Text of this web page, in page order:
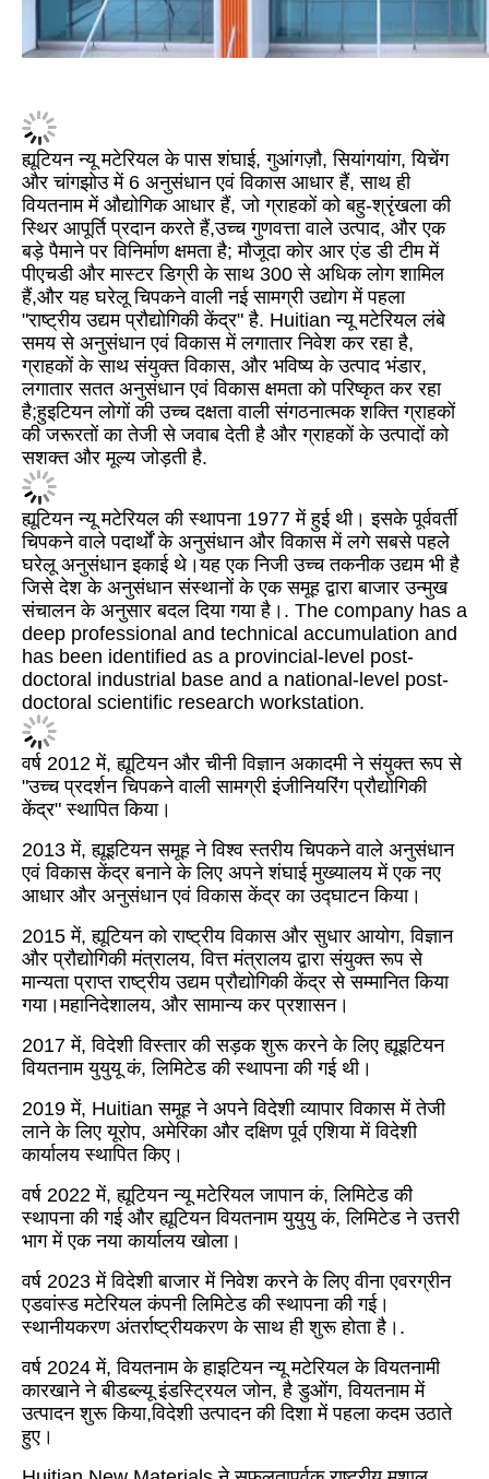
ह्यूटियन न्यू मटेरियल के पास शंघाई, गुआंगज़ौ, सियांगयांग, यिचेंग
और चांगझोउ में 6 अनुसंधान एवं विकास आधार हैं, साथ ही
वियतनाम में औद्योगिक आधार हैं, जो ग्राहकों को बहु-श्रृंखला की
स्थिर आपूर्ति प्रदान करते हैं,उच्च गुणवत्ता वाले उत्पाद, और एक
बड़े पैमाने पर विनिर्माण क्षमता है; मौजूदा कोर आर एंड डी टीम में
पीएचडी और मास्टर डिग्री के साथ 300 से अधिक लोग शामिल
हैं,और यह घरेलू चिपकने वाली नई सामग्री उद्योग में पहला
"राष्ट्रीय उद्यम प्रौद्योगिकी केंद्र" है. Huitian न्यू मटेरियल लंबे
समय से अनुसंधान एवं विकास में लगातार निवेश कर रहा है,
ग्राहकों के साथ संयुक्त विकास, और भविष्य के उत्पाद भंडार,
लगातार सतत अनुसंधान एवं विकास क्षमता को परिष्कृत कर रहा
है;हुइटियन लोगों की उच्च दक्षता वाली संगठनात्मक शक्ति ग्राहकों
की जरूरतों का तेजी से जवाब देती है और ग्राहकों के उत्पादों को
सशक्त और मूल्य जोड़ती है.
ह्यूटियन न्यू मटेरियल की स्थापना 1977 में हुई थी। इसके पूर्ववर्ती
चिपकने वाले पदार्थों के अनुसंधान और विकास में लगे सबसे पहले
घरेलू अनुसंधान इकाई थे।यह एक निजी उच्च तकनीक उद्यम भी है
जिसे देश के अनुसंधान संस्थानों के एक समूह द्वारा बाजार उन्मुख
संचालन के अनुसार बदल दिया गया है।. The company has a
deep professional and technical accumulation and
has been identified as a provincial-level post-
doctoral industrial base and a national-level post-
doctoral scientific research workstation.
वर्ष 2012 में, ह्यूटियन और चीनी विज्ञान अकादमी ने संयुक्त रूप से
"उच्च प्रदर्शन चिपकने वाली सामग्री इंजीनियरिंग प्रौद्योगिकी
केंद्र" स्थापित किया।
2013 में, ह्यूइटियन समूह ने विश्व स्तरीय चिपकने वाले अनुसंधान
एवं विकास केंद्र बनाने के लिए अपने शंघाई मुख्यालय में एक नए
आधार और अनुसंधान एवं विकास केंद्र का उद्घाटन किया।
2015 में, ह्यूटियन को राष्ट्रीय विकास और सुधार आयोग, विज्ञान
और प्रौद्योगिकी मंत्रालय, वित्त मंत्रालय द्वारा संयुक्त रूप से
मान्यता प्राप्त राष्ट्रीय उद्यम प्रौद्योगिकी केंद्र से सम्मानित किया
गया।महानिदेशालय, और सामान्य कर प्रशासन।
2017 में, विदेशी विस्तार की सड़क शुरू करने के लिए ह्यूइटियन
वियतनाम युयुयू कं, लिमिटेड की स्थापना की गई थी।
2019 में, Huitian समूह ने अपने विदेशी व्यापार विकास में तेजी
लाने के लिए यूरोप, अमेरिका और दक्षिण पूर्व एशिया में विदेशी
कार्यालय स्थापित किए।
वर्ष 2022 में, ह्यूटियन न्यू मटेरियल जापान कं, लिमिटेड की
स्थापना की गई और ह्यूटियन वियतनाम युयुयु कं, लिमिटेड ने उत्तरी
भाग में एक नया कार्यालय खोला।
वर्ष 2023 में विदेशी बाजार में निवेश करने के लिए वीना एवरग्रीन
एडवांस्ड मटेरियल कंपनी लिमिटेड की स्थापना की गई।
स्थानीयकरण अंतर्राष्ट्रीयकरण के साथ ही शुरू होता है। .
वर्ष 2024 में, वियतनाम के हाइटियन न्यू मटेरियल के वियतनामी
कारखाने ने बीडब्ल्यू इंडस्ट्रियल जोन, है डुओंग, वियतनाम में
उत्पादन शुरू किया,विदेशी उत्पादन की दिशा में पहला कदम उठाते
हुए।